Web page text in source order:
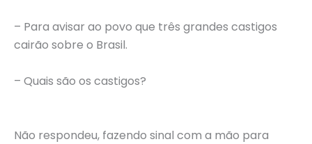
– Para avisar ao povo que três grandes castigos
cairão sobre o Brasil.
– Quais são os castigos?
Não respondeu, fazendo sinal com a mão para